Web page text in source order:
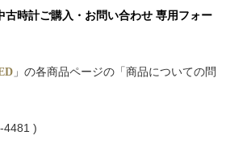
古時計ご購入・お問い合わせ 専用フォー
」の各商品ページの「商品についての問
)